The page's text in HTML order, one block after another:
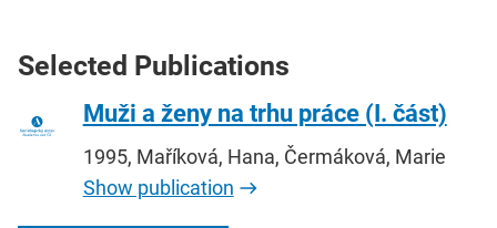
Selected Publications
Muži a ženy na trhu práce (I. část)
1995, Maříková, Hana, Čermáková, Marie
Show publication